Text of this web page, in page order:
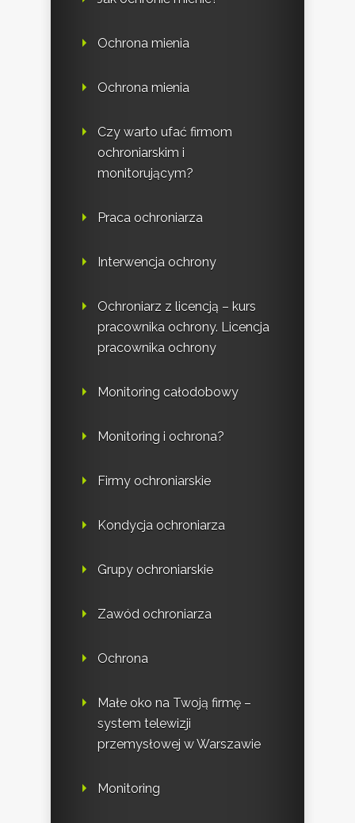
Ochrona mienia
Ochrona mienia
Czy warto ufać firmom
ochroniarskim i
monitorującym?
Praca ochroniarza
Interwencja ochrony
Ochroniarz z licencją – kurs
pracownika ochrony. Licencja
pracownika ochrony
Monitoring całodobowy
Monitoring i ochrona?
Firmy ochroniarskie
Kondycja ochroniarza
Grupy ochroniarskie
Zawód ochroniarza
Ochrona
Małe oko na Twoją firmę –
system telewizji
przemysłowej w Warszawie
Monitoring